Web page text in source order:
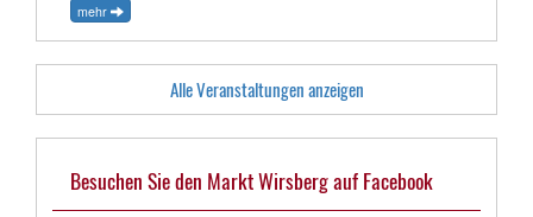
mehr
Alle Veranstaltungen anzeigen
Besuchen Sie den Markt Wirsberg auf Facebook